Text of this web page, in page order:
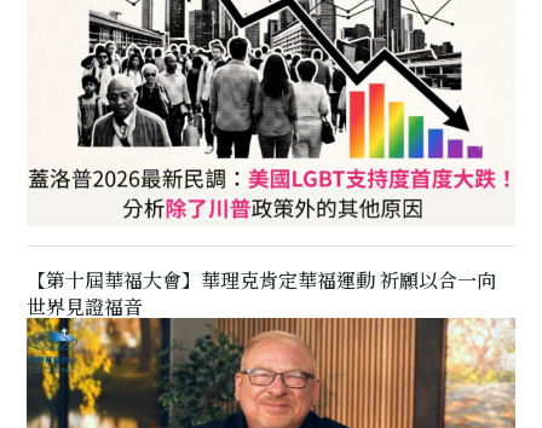
【第十屆華福大會】華理克肯定華福運動 祈願以合一向
世界見證福音